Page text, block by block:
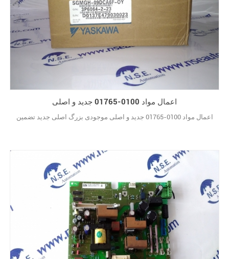
اعمال مواد 0100-01765 جدید و اصلی
اعمال مواد 0100-01765 جدید و اصلی موجودی بزرگ اصلی جدید تضمین